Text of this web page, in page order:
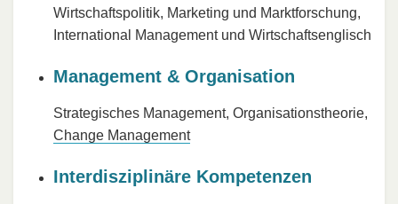
Wirtschaftspolitik, Marketing und Marktforschung,
International Management und Wirtschaftsenglisch
Management & Organisation
Strategisches Management, Organisationstheorie,
Change Management
Interdisziplinäre Kompetenzen